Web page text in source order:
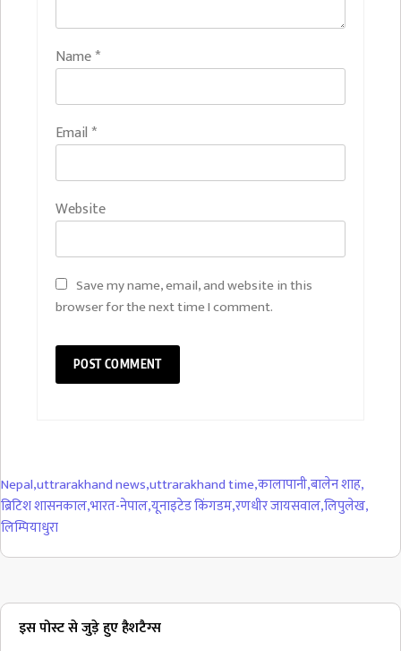
Name*
Email *
Website
Save my name, email, and website in this
browser for the next time I comment.
Nepal,uttrarakhand news,uttrarakhand time,कालापानी,बालेन शाह,
ब्रिटिश शासनकाल,भारत-नेपाल,यूनाइटेड किंगडम,रणधीर जायसवाल,लिपुलेख,
लिम्पियाधुरा
इस पोस्ट से जुड़े हुए हैशटैग्स